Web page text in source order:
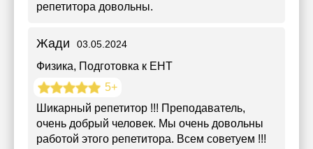
репетитора довольны.
Жади 03.05.2024
Физика, Подготовка к ЕНТ
5+
Шикарный репетитор !!! Преподаватель,
очень добрый человек. Мы очень довольны
работой этого репетитора. Всем советуем !!!